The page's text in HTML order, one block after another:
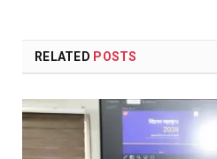
RELATED POSTS